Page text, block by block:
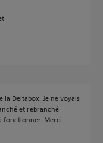
la Deltabox. Je ne voyais
et rebranché
fonctionner. Merci